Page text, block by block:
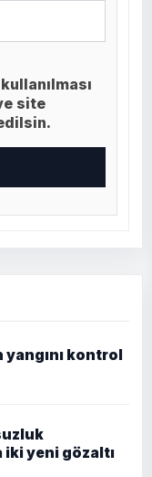
site
yangını kontrol
yeni gözaltı